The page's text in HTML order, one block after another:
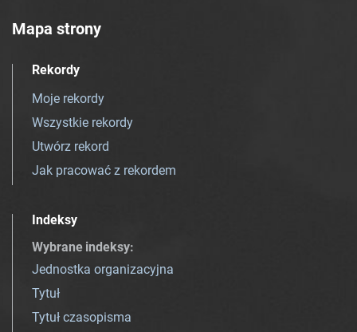
Mapa strony
Rekordy
Moje rekordy
Wszystkie rekordy
Utwórz rekord
Jak pracować z rekordem
Indeksy
Wybrane indeksy:
Jednostka organizacyjna
Tytuł
Tytuł czasopisma